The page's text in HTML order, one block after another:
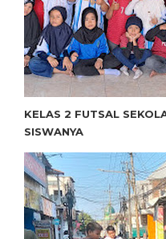
KELAS 2 FUTSAL
SISWANYA